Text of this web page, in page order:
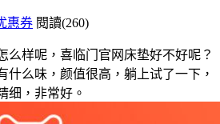
惠券 閱讀(260)
么样呢，喜临门官网床垫好不好呢？
什么味，颜值很高，躺上试了一下，
细，非常好。